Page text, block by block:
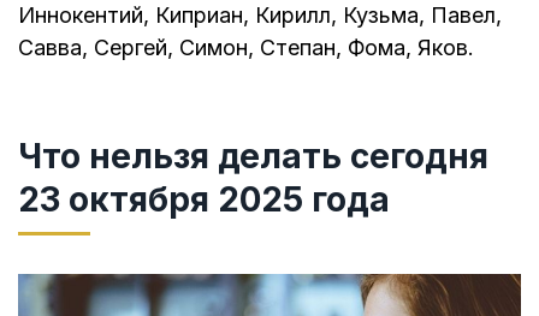
Иннокентий, Киприан, Кирилл, Кузьма, Павел,
Савва, Сергей, Симон, Степан, Фома, Яков.
Что нельзя делать сегодня
23 октября 2025 года